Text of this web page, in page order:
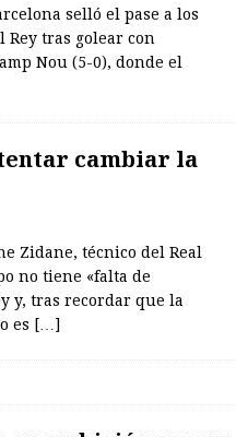
selló el pase a los
Rey tras golear con
Nou (5-0), donde el
cambiar la
Zidane, técnico del Real
no tiene «falta de
y, tras recordar que la
es […]